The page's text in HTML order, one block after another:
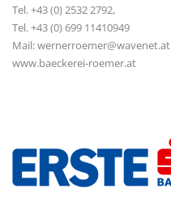
Tel. +43 (0) 2532 2792,
Tel. +43 (0) 699 11410949
Mail: wernerroemer@wavenet.at
www.baeckerei-roemer.at